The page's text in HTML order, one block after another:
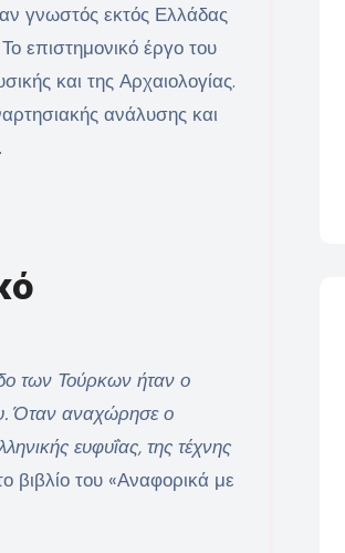
γνωστός εκτός Ελλάδας
επιστημονικό έργο του
και της Αρχαιολογίας.
ανάλυσης και
των Τούρκων ήταν ο
Όταν αναχώρησε ο
ευφυΐας, της τέχνης
βιβλίο του «Αναφορικά με